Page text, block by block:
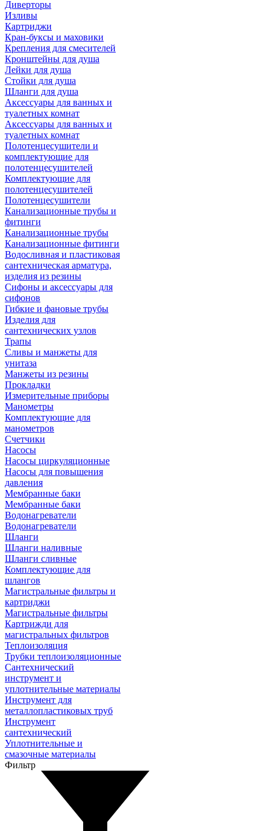
Диверторы
Изливы
Картриджи
Кран-буксы и маховики
Крепления для смесителей
Кронштейны для душа
Лейки для душа
Стойки для душа
Шланги для душа
Аксессуары для ванных и
туалетных комнат
Аксессуары для ванных и
туалетных комнат
Полотенцесушители и
комплектующие для
полотенцесушителей
Комплектующие для
полотенцесушителей
Полотенцесушители
Канализационные трубы и
фитинги
Канализационные трубы
Канализационные фитинги
Водосливная и пластиковая
сантехническая арматура,
изделия из резины
Сифоны и аксессуары для
сифонов
Гибкие и фановые трубы
Изделия для
сантехнических узлов
Трапы
Сливы и манжеты для
унитаза
Манжеты из резины
Прокладки
Измерительные приборы
Манометры
Комплектующие для
манометров
Счетчики
Насосы
Насосы циркуляционные
Насосы для повышения
давления
Мембранные баки
Мембранные баки
Водонагреватели
Водонагреватели
Шланги
Шланги наливные
Шланги сливные
Комплектующие для
шлангов
Магистральные фильтры и
картриджи
Магистральные фильтры
Картрижди для
магистральных фильтров
Теплоизоляция
Трубки теплоизоляционные
Сантехнический
инструмент и
уплотнительные материалы
Инструмент для
металлопластиковых труб
Инструмент
сантехнический
Уплотнительные и
смазочные материалы
Фильтр